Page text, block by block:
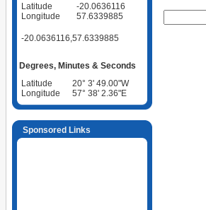
Latitude
-20.0636116
Longitude
57.6339885
-20.0636116,57.6339885
Degrees, Minutes & Seconds
Latitude
20° 3' 49.00"W
Longitude
57° 38' 2.36"E
Sponsored Links